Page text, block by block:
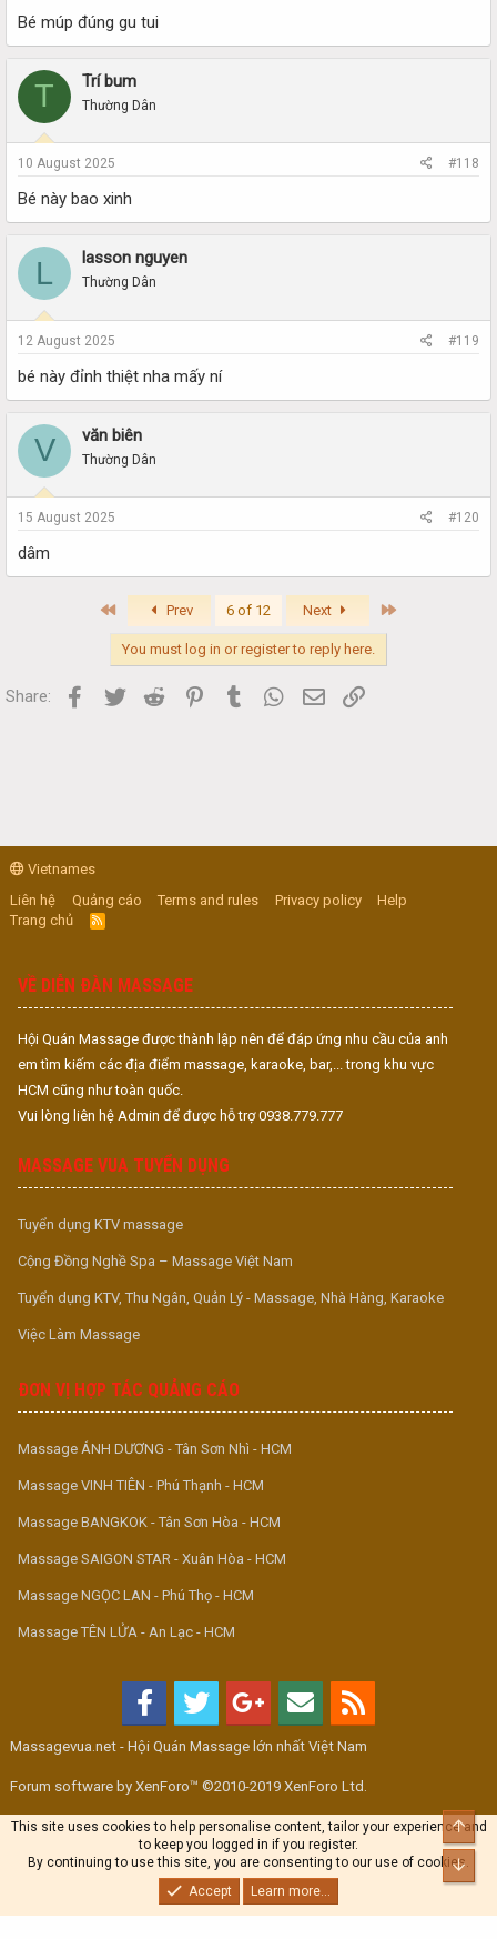
Bé múp đúng gu tui
T Trí bum
Thường Dân
10 August 2025 #118
Bé này bao xinh
L lasson nguyen
Thường Dân
12 August 2025 #119
bé này đỉnh thiệt nha mấy ní
V văn biên
Thường Dân
15 August 2025 #120
dâm
Prev 6 of 12 Next
You must log in or register to reply here.
Share: Facebook
Twitter Reddit PinterestTumblr WhatsApp
Email
Vietnames
Liên hệ
Quảng cáo Terms and rules Privacy policy
Help
Trang chủ
R
S
VỀ DIỄN ĐÀN MASSAGE
Hội Quán Massage được thành lập nên để đáp ứng nhu cầu của anh
em tìm kiếm các địa điểm massage, karaoke, bar,... trong khu vực
HCM cũng như toàn quốc.
Vui lòng liên hệ Admin để được hỗ trợ 0938.779.777
MASSAGE VUA TUYỂN DỤNG
Tuyển dụng KTV massage
Cộng Đồng Nghề Spa – Massage Việt Nam
Tuyển dụng KTV, Thu Ngân, Quản Lý - Massage, Nhà Hàng, Karaoke
Việc Làm Massage
ĐƠN VỊ HỢP TÁC QUẢNG CÁO
Massage ÁNH DƯƠNG - Tân Sơn Nhì - HCM
Massage VINH TIÊN - Phú Thạnh - HCM
Massage BANGKOK - Tân Sơn Hòa - HCM
Massage SAIGON STAR - Xuân Hòa - HCM
Massage NGỌC LAN - Phú Thọ - HCM
Massage TÊN LỬA - An Lạc - HCM
Massagevua.net - Hội Quán Massage lớn nhất Việt Nam
Forum software by XenForo™ ©2010-2019 XenForo Ltd.
This site uses cookies to help personalise content, tailor your experience and
to keep you logged in if you register.
By continuing to use this site, you are consenting to our use of cookies.
Accept
Learn more...
Top